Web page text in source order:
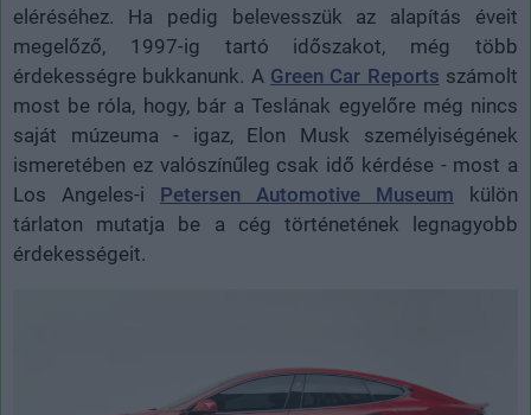
eléréséhez. Ha pedig belevesszük az alapítás éveit
megelőző, 1997-ig tartó időszakot, még több
érdekességre bukkanunk. A Green Car Reports számolt
most be róla, hogy, bár a Teslának egyelőre még nincs
saját múzeuma - igaz, Elon Musk személyiségének
ismeretében ez valószínűleg csak idő kérdése - most a
Los Angeles-i Petersen Automotive Museum külön
tárlaton mutatja be a cég történetének legnagyobb
érdekességeit.